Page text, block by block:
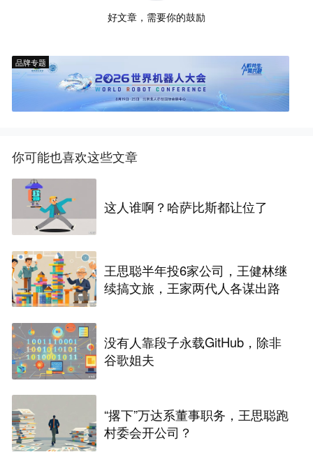
好文章，需要你的鼓励
品牌专题
你可能也喜欢这些文章
这人谁啊？哈萨比斯都让位了
王思聪半年投6家公司，王健林继
续搞文旅，王家两代人各谋出路
没有人靠段子永载GitHub，除非
谷歌姐夫
“撂下”万达系董事职务，王思聪跑
村委会开公司？